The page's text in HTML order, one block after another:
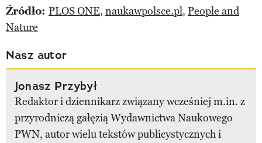
Źródło: PLOS ONE, naukawpolsce.pl, People and
Nature
Nasz autor
Jonasz Przybył
Redaktor i dziennikarz związany wcześniej m.in. z
przyrodniczą gałęzią Wydawnictwa Naukowego
PWN, autor wielu tekstów publicystycznych i